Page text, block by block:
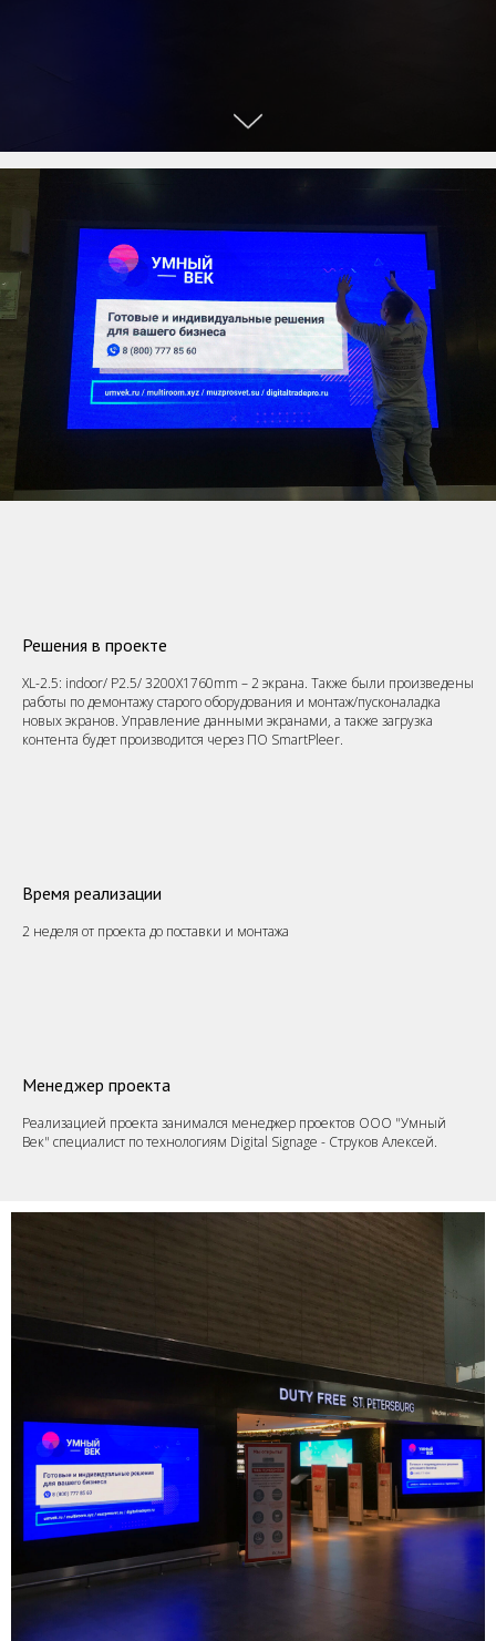
Решения в проекте
XL-2.5: indoor/ P2.5/ 3200X1760mm – 2 экрана. Также были произведены
работы по демонтажу старого оборудования и монтаж/пусконаладка
новых экранов. Управление данными экранами, а также загрузка
контента будет производится через ПО SmartPleer.
Время реализации
2 неделя от проекта до поставки и монтажа
Менеджер проекта
Реализацией проекта занимался менеджер проектов ООО "Умный
Век" специалист по технологиям Digital Signage - Струков Алексей.